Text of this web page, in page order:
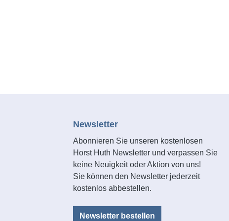
Newsletter
Abonnieren Sie unseren kostenlosen
Horst Huth Newsletter und verpassen Sie
keine Neuigkeit oder Aktion von uns!
Sie können den Newsletter jederzeit
kostenlos abbestellen.
Newsletter bestellen